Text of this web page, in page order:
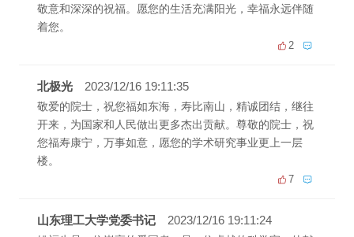
敬意和深深的祝福。愿您的生活充满阳光，幸福永远伴随
着您。
2
北极光 2023/12/16 19:11:35
敬爱的院士，祝您福如东海，寿比南山，精诚团结，继往
开来，为国家和人民做出更多杰出贡献。尊敬的院士，祝
您福寿康宁，万事如意，愿您的学术研究事业更上一层
楼。
7
山东理工大学党委书记 2023/12/16 19:11:24